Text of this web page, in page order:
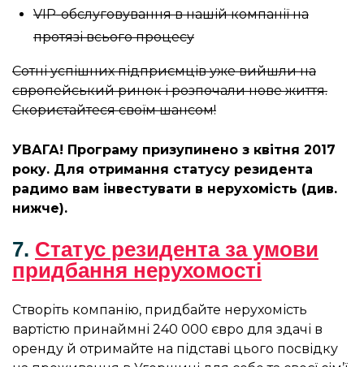
VIP-обслуговування в нашій компанії на
протязі всього процесу
Сотні успішних підприємців уже вийшли на
європейський ринок і розпочали нове життя.
Скористайтеся своїм шансом!
УВАГА! Програму призупинено з квітня 2017
року. Для отримання статусу резидента
радимо вам інвестувати в нерухомість (див.
нижче).
7. Статус резидента за умови
придбання нерухомості
Створіть компанію, придбайте нерухомість
вартістю принаймні 240 000 євро для здачі в
оренду й отримайте на підставі цього посвідку